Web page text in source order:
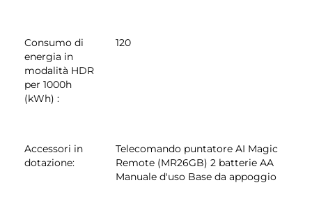
Consumo di
energia in
modalità HDR
per 1000h
(kWh) :
120
Accessori in
dotazione:
Telecomando puntatore AI Magic
Remote (MR26GB) 2 batterie AA
Manuale d'uso Base da appoggio